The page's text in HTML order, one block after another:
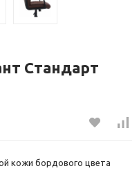
Стандарт
кожи бордового цвета